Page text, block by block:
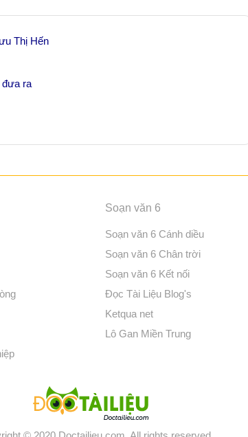
Thị Hến
đưa ra
Soạn văn 6
Soạn văn 6 Cánh diều
Soạn văn 6 Chân trời
Soạn văn 6 Kết nối
Đọc Tài Liệu Blog's
Ketqua net
Lô Gan Miền Trung